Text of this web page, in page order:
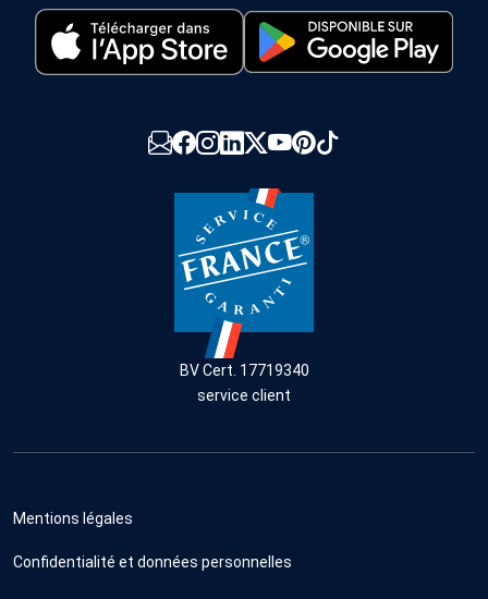
BV Cert. 17719340
service client
Mentions légales
Confidentialité et données personnelles